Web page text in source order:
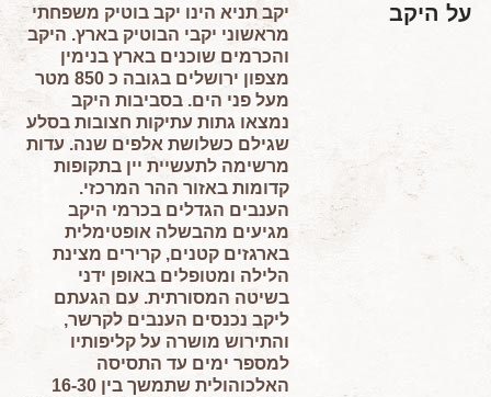
על היקב
יקב תניא הינו יקב בוטיק משפחתי
מראשוני יקבי הבוטיק בארץ. היקב
והכרמים שוכנים בארץ בנימין
מצפון ירושלים בגובה כ 850 מטר
מעל פני הים. בסביבות היקב
נמצאו גתות עתיקות חצובות בסלע
שגילם כשלושת אלפים שנה. עדות
מרשימה לתעשיית יין בתקופות
קדומות באזור ההר המרכזי.
הענבים הגדלים בכרמי היקב
מגיעים מהבשלה אופטימלית
בארגזים קטנים, קרירים מצינת
הלילה ומטופלים באופן ידני
בשיטה המסורתית. עם הגעתם
ליקב נכנסים הענבים לקרשר,
והתירוש מושרה על קליפותיו
למספר ימים עד התסיסה
האלכוהולית שתמשך בין 16-30